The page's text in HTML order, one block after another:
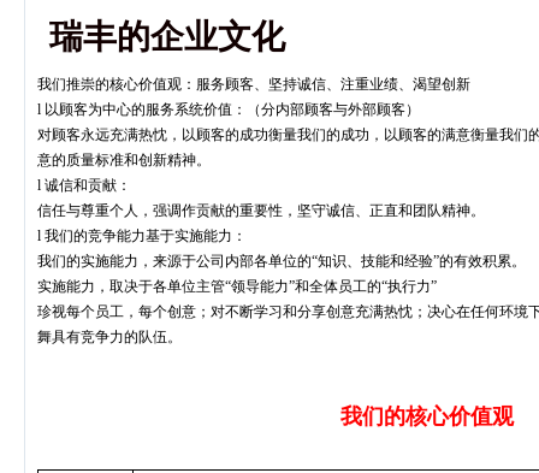
瑞丰的企业文化
我们推崇的核心价值观：服务顾客、坚持诚信、注重业绩、渴望创新
l 以顾客为中心的服务系统价值：（分内部顾客与外部顾客）
对顾客永远充满热忱，以顾客的成功衡量我们的成功，以顾客的满意衡量我们
意的质量标准和创新精神。
l 诚信和贡献：
信任与尊重个人，强调作贡献的重要性，坚守诚信、正直和团队精神。
l 我们的竞争能力基于实施能力：
我们的实施能力，来源于公司内部各单位的“知识、技能和经验”的有效积累。
实施能力，取决于各单位主管“领导能力”和全体员工的“执行力”
珍视每个员工，每个创意；对不断学习和分享创意充满热忱；决心在任何环境
舞具有竞争力的队伍。
我们的核心价值观